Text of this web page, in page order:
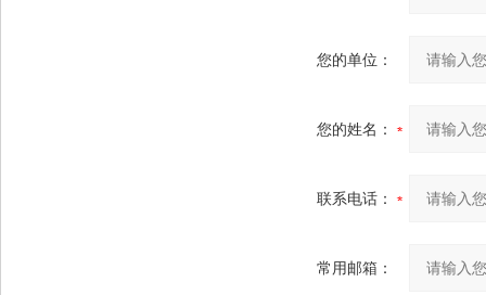
您的单位：
您的姓名：
联系电话：
常用邮箱：